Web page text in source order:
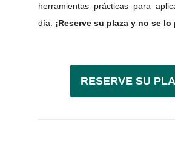
herramientas prácticas para
día. ¡Reserve su plaza y no se lo
RESERVE SU